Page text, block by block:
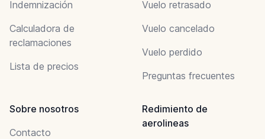
Indemnización
Calculadora de
reclamaciones
Lista de precios
Vuelo retrasado
Vuelo cancelado
Vuelo perdido
Preguntas frecuentes
Sobre nosotros
Contacto
Redimiento de
aerolineas